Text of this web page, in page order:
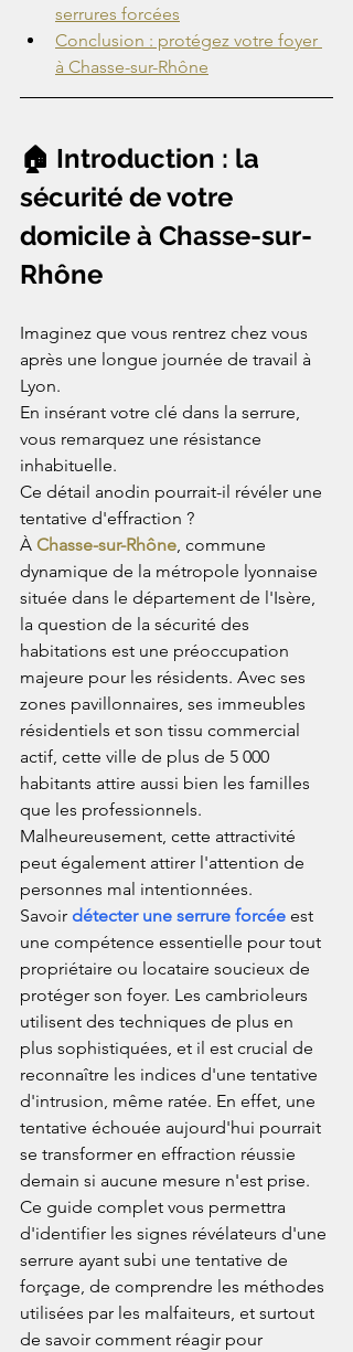
serrures forcées
Conclusion : protégez votre foyer
à Chasse-sur-Rhône
🏠 Introduction : la
sécurité de votre
domicile à Chasse-sur-
Rhône
Imaginez que vous rentrez chez vous
après une longue journée de travail à
Lyon.
En insérant votre clé dans la serrure,
vous remarquez une résistance
inhabituelle.
Ce détail anodin pourrait-il révéler une
tentative d'effraction ?
À Chasse-sur-Rhône, commune
dynamique de la métropole lyonnaise
située dans le département de l'Isère,
la question de la sécurité des
habitations est une préoccupation
majeure pour les résidents. Avec ses
zones pavillonnaires, ses immeubles
résidentiels et son tissu commercial
actif, cette ville de plus de 5 000
habitants attire aussi bien les familles
que les professionnels.
Malheureusement, cette attractivité
peut également attirer l'attention de
personnes mal intentionnées.
Savoir détecter une serrure forcée est
une compétence essentielle pour tout
propriétaire ou locataire soucieux de
protéger son foyer. Les cambrioleurs
utilisent des techniques de plus en
plus sophistiquées, et il est crucial de
reconnaître les indices d'une tentative
d'intrusion, même ratée. En effet, une
tentative échouée aujourd'hui pourrait
se transformer en effraction réussie
demain si aucune mesure n'est prise.
Ce guide complet vous permettra
d'identifier les signes révélateurs d'une
serrure ayant subi une tentative de
forçage, de comprendre les méthodes
utilisées par les malfaiteurs, et surtout
de savoir comment réagir pour